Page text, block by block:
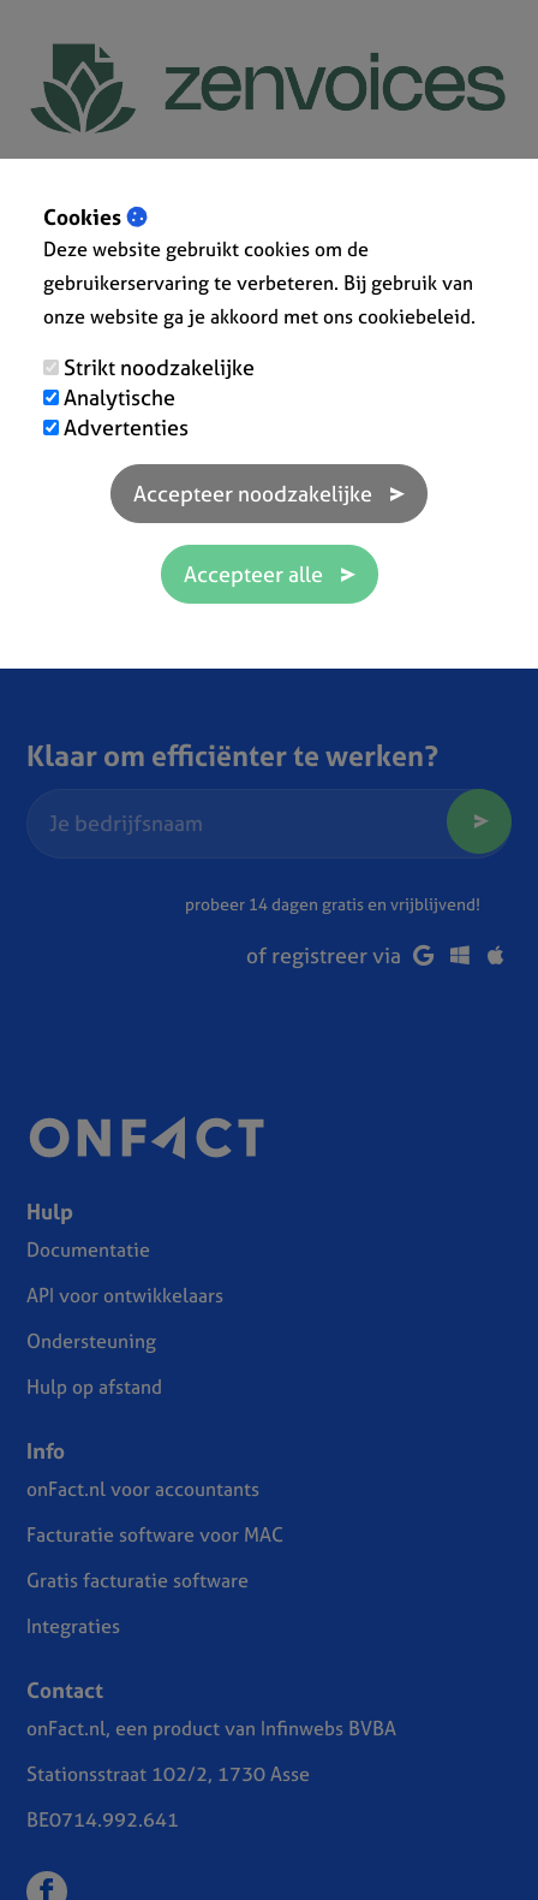
Klaar om efficiënter te werken?
probeer 14 dagen gratis en vrijblijvend!
of registreer via
Hulp
Documentatie
API voor ontwikkelaars
Ondersteuning
Hulp op afstand
Info
onFact.nl voor accountants
Facturatie software voor MAC
Gratis facturatie software
Integraties
Contact
onFact.nl, een product van Infinwebs BVBA
Stationsstraat 102/2, 1730 Asse
BE0714.992.641
Cookies
Deze website gebruikt cookies om de
gebruikerservaring te verbeteren. Bij gebruik van
onze website ga je akkoord met ons cookiebeleid.
Strikt noodzakelijke
Analytische
Advertenties